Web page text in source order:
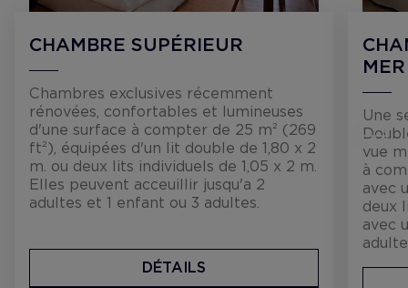
CHAMBRE SUPÉRIEUR
Chambres exclusives récemment
rénovées, confortables et lumineuses
d'une surface à compter de 25 m² (269
ft²), équipées d'un lit double de 1,80 x 2
m. ou deux lits individuels de 1,05 x 2 m.
Elles peuvent acceuillir jusqu'a 2
adultes et 1 enfant ou 3 adultes.
DÉTAILS
MER
Une
vue
à
avec
deux
avec